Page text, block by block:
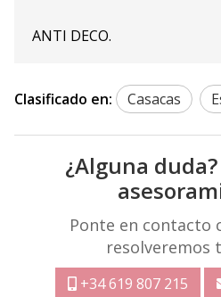
ANTI DECO.
Clasificado en: Casacas
¿Alguna
Ponte en contacto
resolveremos
+34 619 807 215